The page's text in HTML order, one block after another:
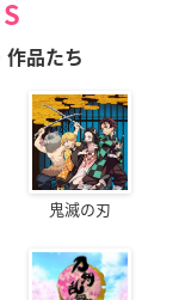
作品たち
鬼滅の刃